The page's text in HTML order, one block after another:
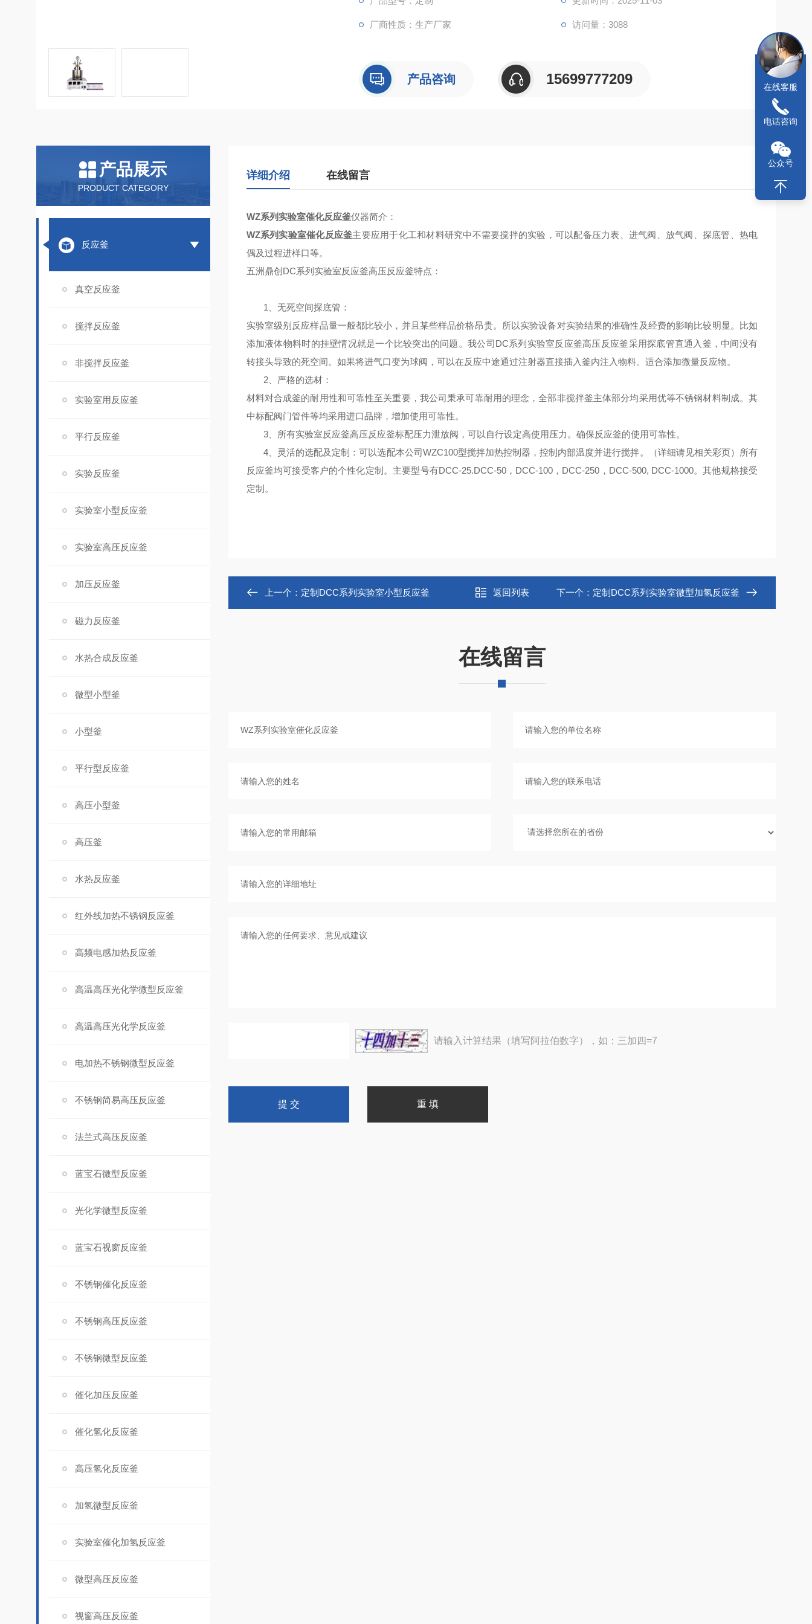
厂商性质：生产厂家 访问量：3088
产品咨询 15699777209
产品展示
PRODUCT CATEGORY
反应釜
真空反应釜
搅拌反应釜
非搅拌反应釜
实验室用反应釜
平行反应釜
实验反应釜
实验室小型反应釜
实验室高压反应釜
加压反应釜
磁力反应釜
水热合成反应釜
微型小型釜
小型釜
平行型反应釜
高压小型釜
高压釜
水热反应釜
红外线加热不锈钢反应釜
高频电感加热反应釜
高温高压光化学微型反应釜
高温高压光化学反应釜
电加热不锈钢微型反应釜
不锈钢简易高压反应釜
法兰式高压反应釜
蓝宝石微型反应釜
光化学微型反应釜
蓝宝石视窗反应釜
不锈钢催化反应釜
不锈钢高压反应釜
不锈钢微型反应釜
催化加压反应釜
催化氢化反应釜
高压氢化反应釜
加氢微型反应釜
实验室催化加氢反应釜
微型高压反应釜
视窗高压反应釜
详细介绍 在线留言
WZ系列实验室催化反应釜仪器简介 ：
WZ系列实验室催化反应釜主要应用于化工和材料研究中不需要搅拌的实验，可以配备压力表、进气阀、放气阀、探底管、热电
偶及过程进样口等。
五洲鼎创DC系列 实验室反应釜高压反应釜特点 ：
1、 无死空间探底管 ：
实验室级别反应样品量一般都比较小，并且某些样品价格昂贵。所以实验设备对实验结果的准确性及经费的影响比较明显。比如
添加液体物料时的挂壁情况就是一个比较突出的问题。我公司DC系列 实验室反应釜高压反应釜采用探底管直通入釜，中间没有
转接头导致的死空间。如果将进气口变为球阀，可以在反应中途通过注射器直接插入釜内注入物料。适合添加微量反应物。
2、 严格的选材：
材料对合成釜的耐用性和可靠性至关重要，我公司秉承可靠耐用的理念，全部非搅拌釜主体部分均采用优等不锈钢材料制成。其
中标配阀门管件等均采用进口品牌，增加使用可靠性。
3、
所有实验室反应釜高压反应釜标配压力泄放阀，可以自行设定高使用压力。确保反应釜的使用可靠性。
4、
灵活的选配及定制 ：可以选配本公司WZC100型搅拌加热控制器，控制内部温度并进行搅拌。（详细请见相关彩页）所有
反应釜均可接受客户的个性化定制。主要型号有DCC-25.DCC-50，DCC-100，DCC-250，DCC-500, DCC-1000。其他规格接受
定制。
上一个： 定制DCC系列实验室小型反应釜 返回列表 下一个： 定制DCC系列实验室微型加氢反应釜
在线留言
请输入计算结果（填写阿拉伯数字），如：三加四=7
在线客服
电话咨询
公众号